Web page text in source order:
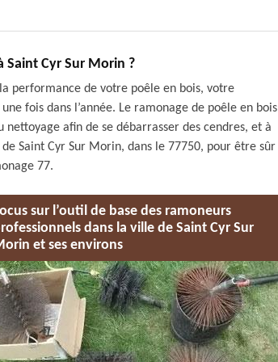
Cyr Sur Morin ?
performance de votre poêle en bois, votre
fois dans l’année. Le ramonage de poêle en bois
afin de se débarrasser des cendres, et à
de Saint Cyr Sur Morin, dans le 77750, pour être sûr
77.
sur l’outil de base des ramoneurs
dans la ville de Saint Cyr Sur
et ses environs